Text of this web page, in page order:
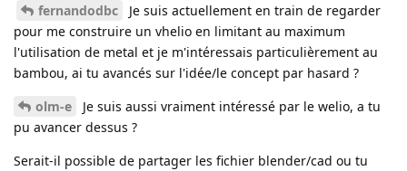
fernandodbc
Je suis actuellement en train de regarder
pour me construire un vhelio en limitant au maximum
l'utilisation de metal et je m'intéressais particulièrement au
bambou, ai tu avancés sur l'idée/le concept par hasard ?
olm-e
Je suis aussi vraiment intéressé par le welio, a tu
pu avancer dessus ?
Serait-il possible de partager les fichier blender/cad ou tu